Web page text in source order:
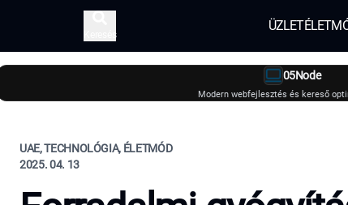
Keresés
ÜZLET
05Node
Modern webfejlesztés és kereső
UAE, TECHNOLÓGIA, ÉLETMÓD
2025. 04. 13